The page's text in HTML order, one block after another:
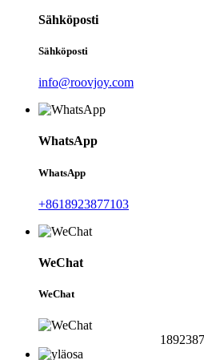
Sähköposti
Sähköposti
info@roovjoy.com
WhatsApp
WhatsApp
+8618923877103
WeChat
WeChat